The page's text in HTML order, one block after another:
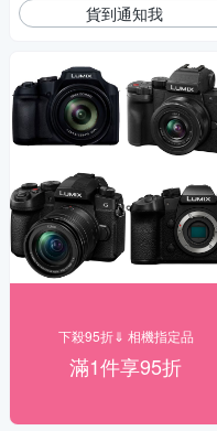
貨到通知我
下殺95折⇓ 相機指定品
滿1件享95折